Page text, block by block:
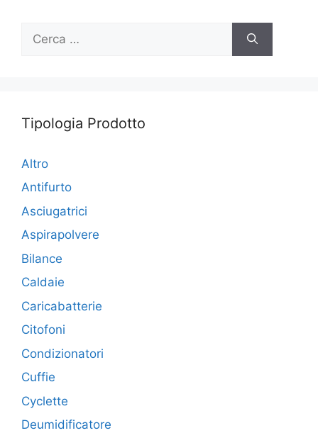
per:
Tipologia Prodotto
Altro
Antifurto
Asciugatrici
Aspirapolvere
Bilance
Caldaie
Caricabatterie
Citofoni
Condizionatori
Cuffie
Cyclette
Deumidificatore